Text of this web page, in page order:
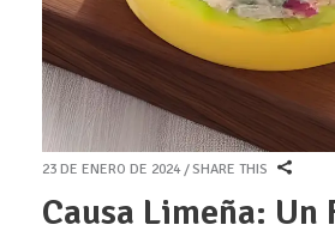
23 DE ENERO DE 2024 SHARE THIS
Causa Limeña: Un